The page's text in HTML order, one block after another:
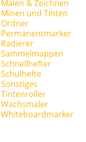
Malen & Zeichnen
Minen und Tinten
Ordner
Permanentmarker
Radierer
Sammelmappen
Schnellhefter
Schulhefte
Sonstiges
Tintenroller
Wachsmaler
Whiteboardmarker